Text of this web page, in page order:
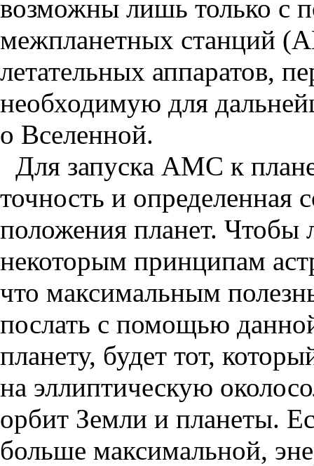
возможны лишь только с
межпланетных станций
летательных аппаратов,
необходимую для
о Вселенной.
Для запуска АМС к
точность и определенная
положения планет. Чтобы
некоторым принципам
что максимальным
послать с помощью
планету, будет тот,
на эллиптическую
орбит Земли и планеты.
больше максимальной,